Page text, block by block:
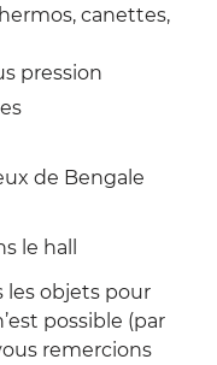
canettes,
pression
de Bengale
le hall
les objets pour
possible (par
remercions